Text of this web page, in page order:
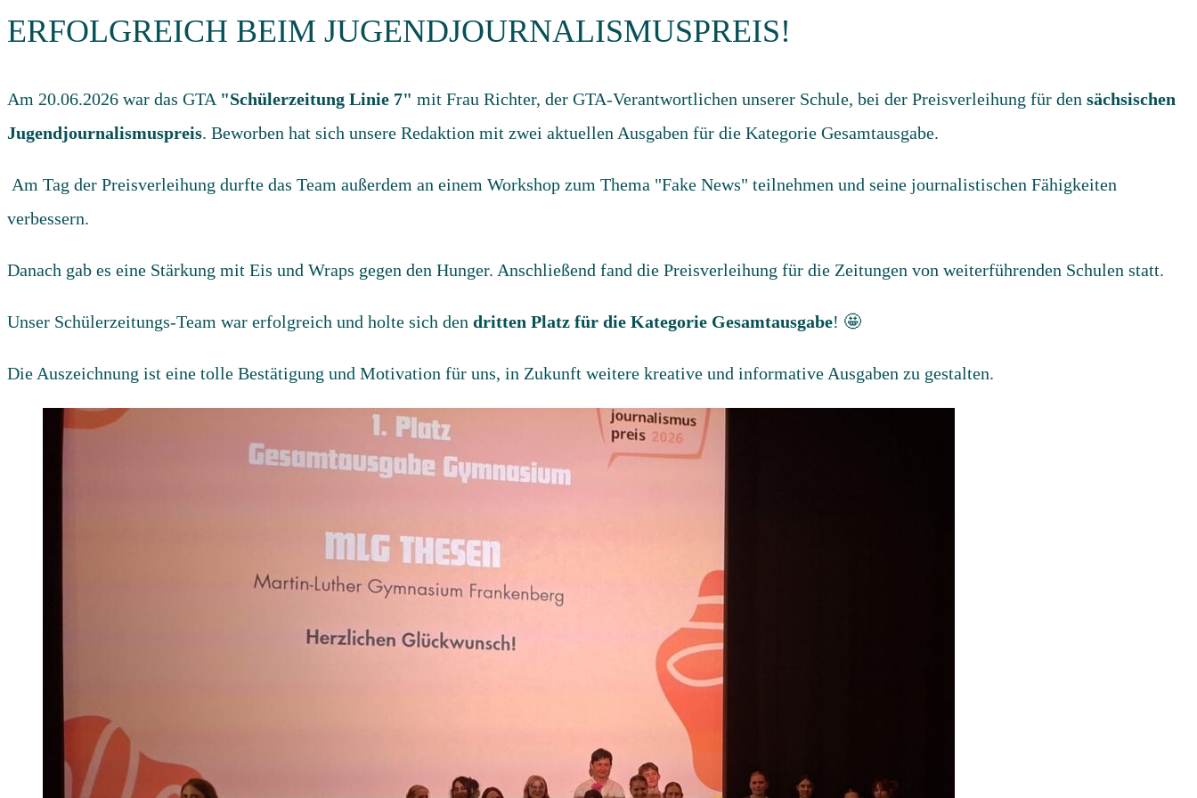
ERFOLGREICH BEIM JUGENDJOURNALISMUSPREIS!
Am 20.06.2026 war das GTA "Schülerzeitung Linie 7" mit Frau Richter, der GTA-Verantwortlichen unserer Schule, bei der Preisverleihung für den sächsischen
Jugendjournalismuspreis. Beworben hat sich unsere Redaktion mit zwei aktuellen Ausgaben für die Kategorie Gesamtausgabe.
Am Tag der Preisverleihung durfte das Team außerdem an einem Workshop zum Thema "Fake News" teilnehmen und seine journalistischen Fähigkeiten
verbessern.
Danach gab es eine Stärkung mit Eis und Wraps gegen den Hunger. Anschließend fand die Preisverleihung für die Zeitungen von weiterführenden Schulen statt.
Unser Schülerzeitungs-Team war erfolgreich und holte sich den dritten Platz für die Kategorie Gesamtausgabe! 🤩
Die Auszeichnung ist eine tolle Bestätigung und Motivation für uns, in Zukunft weitere kreative und informative Ausgaben zu gestalten.